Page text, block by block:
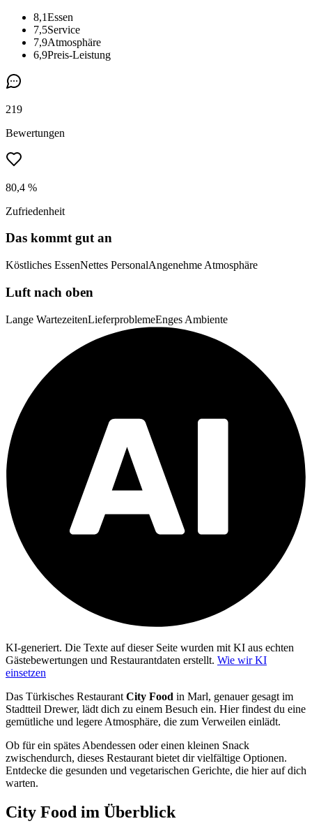
8,1Essen
7,5Service
7,9Atmosphäre
6,9Preis-Leistung
219
Bewertungen
80,4 %
Zufriedenheit
Das kommt gut an
Köstliches EssenNettes PersonalAngenehme Atmosphäre
Luft nach oben
Lange WartezeitenLieferproblemeEnges Ambiente
KI-generiert. Die Texte auf dieser Seite wurden mit KI aus echten
Gästebewertungen und Restaurantdaten erstellt. Wie wir KI
einsetzen
Das Türkisches Restaurant City Food in Marl, genauer gesagt im
Stadtteil Drewer, lädt dich zu einem Besuch ein. Hier findest du eine
gemütliche und legere Atmosphäre, die zum Verweilen einlädt.
Ob für ein spätes Abendessen oder einen kleinen Snack
zwischendurch, dieses Restaurant bietet dir vielfältige Optionen.
Entdecke die gesunden und vegetarischen Gerichte, die hier auf dich
warten.
City Food im Überblick